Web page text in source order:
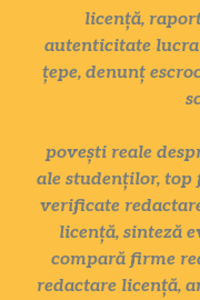
licență,
autenticitate
țepe, denunț
povești reale
ale studenților, top
verificate
licență, sinteză
compară firme
redactare licență,